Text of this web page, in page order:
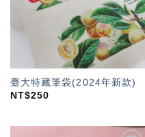
臺大特藏筆袋(2024年新款)
NT$250